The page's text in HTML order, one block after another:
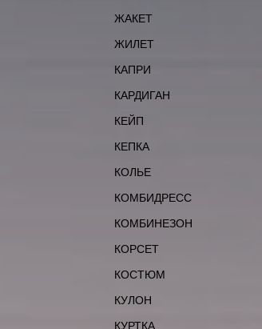
ЖАКЕТ
ЖИЛЕТ
КАПРИ
КАРДИГАН
КЕЙП
КЕПКА
КОЛЬЕ
КОМБИДРЕСС
КОМБИНЕЗОН
КОРСЕТ
КОСТЮМ
КУЛОН
КУРТКА